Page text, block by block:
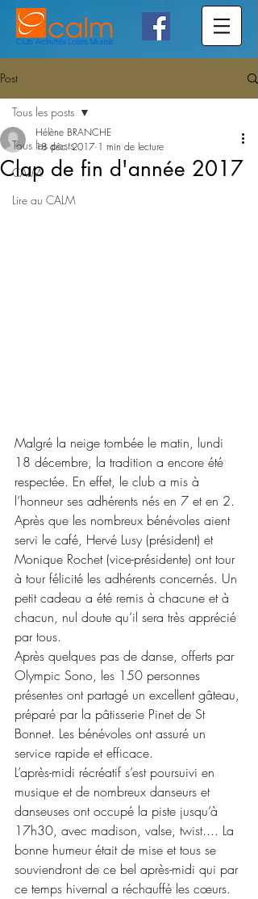
Post
Tous les posts
CALM
Lire au CALM
Tous les posts
Clap de fin d'année 2017
Hélène BRANCHE
18 déc. 2017 1 min de lecture
Malgré la neige tombée le matin, lundi
18 décembre, la tradition a encore été
respectée. En effet, le club a mis à
l’honneur ses adhérents nés en 7 et en 2.
Après que les nombreux bénévoles aient
servi le café, Hervé Lusy (président) et
Monique Rochet (vice-présidente) ont tour
à tour félicité les adhérents concernés. Un
petit cadeau a été remis à chacune et à
chacun, nul doute qu’il sera très apprécié
par tous.
Après quelques pas de danse, offerts par
Olympic Sono, les 150 personnes
présentes ont partagé un excellent gâteau,
préparé par la pâtisserie Pinet de St
Bonnet. Les bénévoles ont assuré un
service rapide et efficace.
L’après-midi récréatif s’est poursuivi en
musique et de nombreux danseurs et
danseuses ont occupé la piste jusqu’à
17h30, avec madison, valse, twist.... La
bonne humeur était de mise et tous se
souviendront de ce bel après-midi qui par
ce temps hivernal a réchauffé les cœurs.